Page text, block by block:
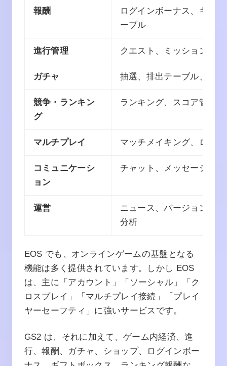
報酬
ログインボーナス、ギフ
ーブル
進行管理 クエスト、ミッション、
ガチャ 抽選、排出テーブル、報
競争・ランキン
グ
ランキング、スコア管理
マルチプレイ マッチメイキング、ロビ
コミュニケーシ
ョン
チャット、メッセージング
運営
ニュース、バージョンチ
分析
EOS でも、オンラインゲームの基盤となる
機能は多く提供されています。しかし EOS
は、主に「アカウント」「ソーシャル」「ク
ロスプレイ」「マルチプレイ接続」「プレイ
ヤーセーフティ」に強いサービスです。
GS2 は、それに加えて、ゲーム内経済、進
行、報酬、ガチャ、ショップ、ログインボー